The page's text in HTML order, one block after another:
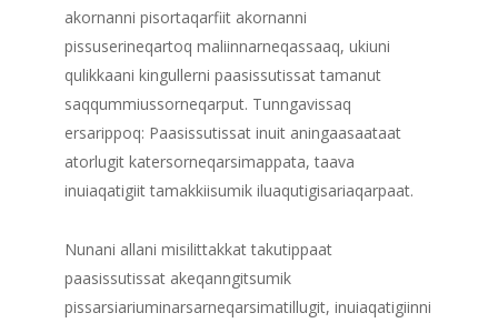
akornanni pisortaqarfiit akornanni
pissuserineqartoq maliinnarneqassaaq, ukiuni
qulikkaani kingullerni paasissutissat tamanut
saqqummiussorneqarput. Tunngavissaq
ersarippoq: Paasissutissat inuit aningaasaataat
atorlugit katersorneqarsimappata, taava
inuiaqatigiit tamakkiisumik iluaqutigisariaqarpaat.
Nunani allani misilittakkat takutippaat
paasissutissat akeqanngitsumik
pissarsiariuminarsarneqarsimatillugit, inuiaqatigiinni